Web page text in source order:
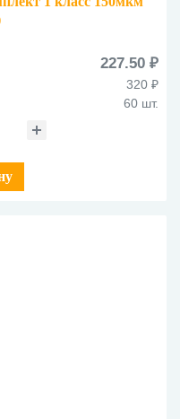
227.50 ₽
320 ₽
60 шт.